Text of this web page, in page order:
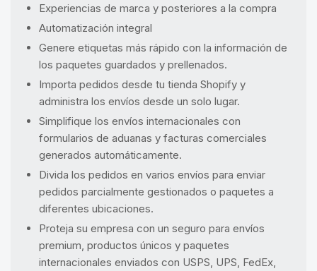
Experiencias de marca y posteriores a la compra
Automatización integral
Genere etiquetas más rápido con la información de
los paquetes guardados y prellenados.
Importa pedidos desde tu tienda Shopify y
administra los envíos desde un solo lugar.
Simplifique los envíos internacionales con
formularios de aduanas y facturas comerciales
generados automáticamente.
Divida los pedidos en varios envíos para enviar
pedidos parcialmente gestionados o paquetes a
diferentes ubicaciones.
Proteja su empresa con un seguro para envíos
premium, productos únicos y paquetes
internacionales enviados con USPS, UPS, FedEx,